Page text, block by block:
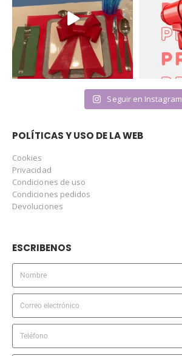
Seguir en Instagram
POLÍTICAS Y USO DE LA WEB
Cookies
Privacidad
Condiciones de uso
Condiciones pedidos
Devoluciones
ESCRIBENOS